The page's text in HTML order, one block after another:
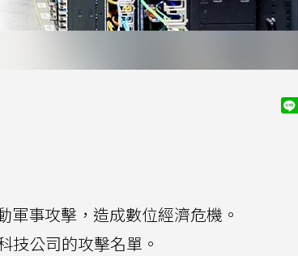
軍事攻擊，造成數位經濟危機。
技公司的攻擊名單。